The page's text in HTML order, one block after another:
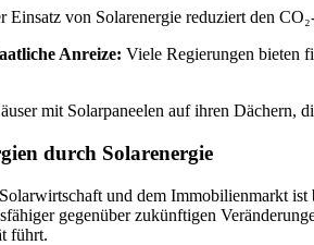
Einsatz von Solarenergie reduziert den
Anreize: Viele Regierungen bieten
durch Solarenergie
und dem Immobilienmarkt
gegenüber zukünftigen
führt.